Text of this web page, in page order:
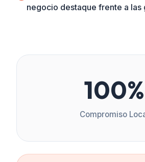
negocio destaque frente a las
100%
Compromiso